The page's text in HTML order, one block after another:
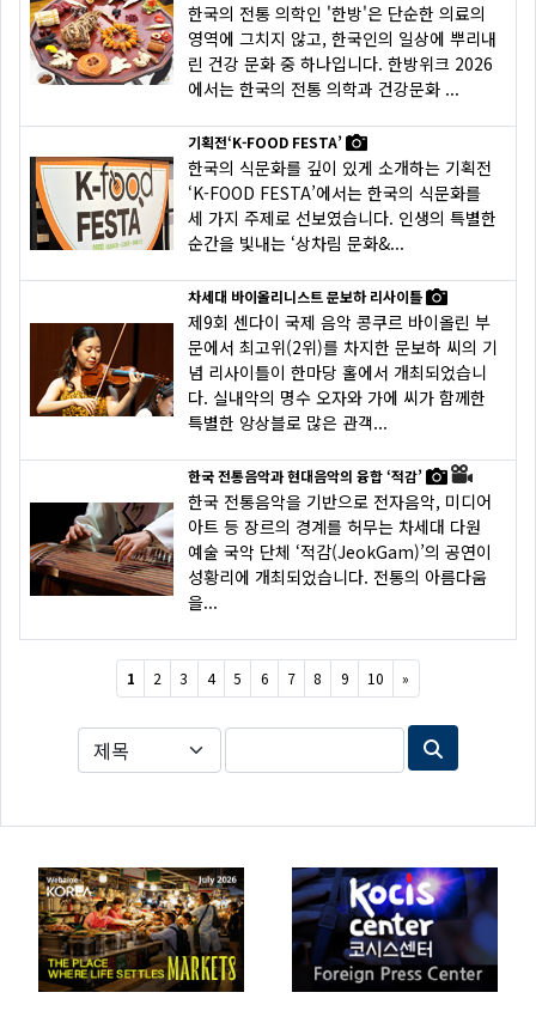
한국의 전통 의학인 '한방'은 단순한 의료의
영역에 그치지 않고, 한국인의 일상에 뿌리내
린 건강 문화 중 하나입니다. 한방위크 2026
에서는 한국의 전통 의학과 건강문화 ...
기획전‘K-FOOD FESTA’
한국의 식문화를 깊이 있게 소개하는 기획전
‘K-FOOD FESTA’에서는 한국의 식문화를
세 가지 주제로 선보였습니다. 인생의 특별한
순간을 빛내는 ‘상차림 문화&...
차세대 바이올리니스트 문보하 리사이틀
제9회 센다이 국제 음악 콩쿠르 바이올린 부
문에서 최고위(2위)를 차지한 문보하 씨의 기
념 리사이틀이 한마당 홀에서 개최되었습니
다. 실내악의 명수 오자와 가에 씨가 함께한
특별한 앙상블로 많은 관객...
한국 전통음악과 현대음악의 융합 ‘적감’
한국 전통음악을 기반으로 전자음악, 미디어
아트 등 장르의 경계를 허무는 차세대 다원
예술 국악 단체 ‘적감(JeokGam)’의 공연이
성황리에 개최되었습니다. 전통의 아름다움
을...
1 2 3 4 5 6 7 8 9 10 »